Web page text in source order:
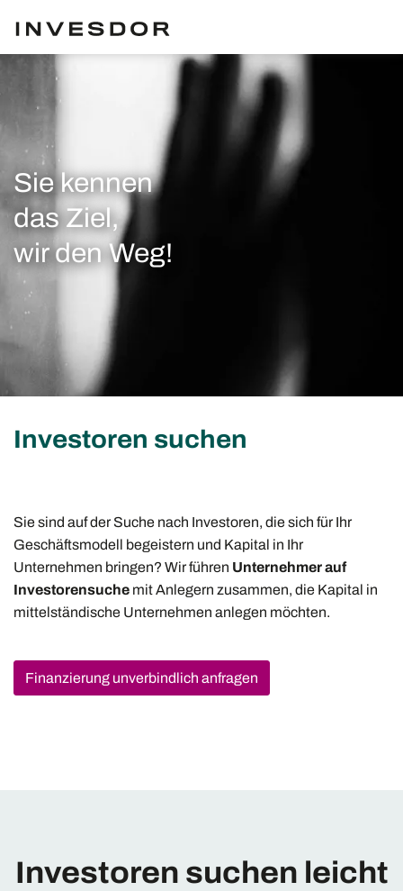
Sie kennen
das Ziel,
wir den Weg!
Investoren suchen
Sie sind auf der Suche nach Investoren, die sich für Ihr
Geschäftsmodell begeistern und Kapital in Ihr
Unternehmen bringen? Wir führen Unternehmer auf
Investorensuche mit Anlegern zusammen, die Kapital in
mittelständische Unternehmen anlegen möchten.
Finanzierung unverbindlich anfragen
Investoren suchen leicht